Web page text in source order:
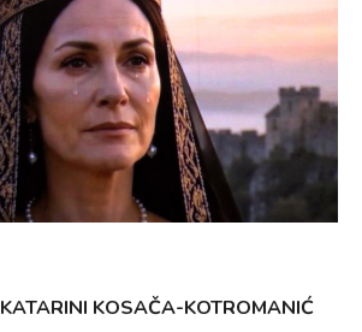
KOSAČA-KOTROMANIĆ